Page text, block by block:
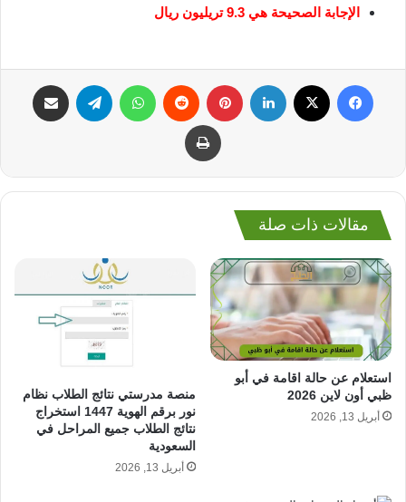
الإجابة الصحيحة هي 9.3 تريليون ريال
فيسبوك لينكدإن بينتيريست واتساب تيلقرام
طباعة
مقالات ذات صلة
استعلام عن حالة اقامة في أبو
ظبي أون لاين 2026
أبريل 13, 2026
منصة مدرستي نتائج الطلاب نظام
نور برقم الهوية 1447 استخراج
نتائج الطلاب جميع المراحل في
السعودية
أبريل 13, 2026